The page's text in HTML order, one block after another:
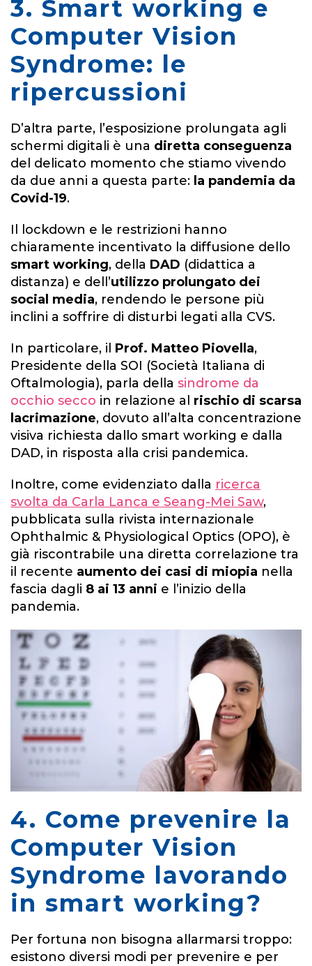
3. Smart working e
Computer Vision
Syndrome: le
ripercussioni
D’altra parte, l’esposizione prolungata agli
schermi digitali è una diretta conseguenza
del delicato momento che stiamo vivendo
da due anni a questa parte: la pandemia da
Covid-19.
Il lockdown e le restrizioni hanno
chiaramente incentivato la diffusione dello
smart working, della DAD (didattica a
distanza) e dell’utilizzo prolungato dei
social media, rendendo le persone più
inclini a soffrire di disturbi legati alla CVS.
In particolare, il Prof. Matteo Piovella,
Presidente della SOI (Società Italiana di
Oftalmologia), parla della sindrome da
occhio secco in relazione al rischio di scarsa
lacrimazione, dovuto all’alta concentrazione
visiva richiesta dallo smart working e dalla
DAD, in risposta alla crisi pandemica.
Inoltre, come evidenziato dalla ricerca
svolta da Carla Lanca e Seang-Mei Saw,
pubblicata sulla rivista internazionale
Ophthalmic & Physiological Optics (OPO), è
già riscontrabile una diretta correlazione tra
il recente aumento dei casi di miopia nella
fascia dagli 8 ai 13 anni e l’inizio della
pandemia.
4. Come prevenire la
Computer Vision
Syndrome lavorando
in smart working?
Per fortuna non bisogna allarmarsi troppo:
esistono diversi modi per prevenire e per